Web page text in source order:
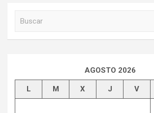
AGOSTO 2026
L M X J V